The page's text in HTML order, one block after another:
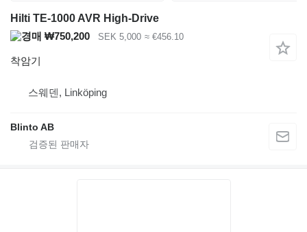
Hilti TE-1000 AVR High-Drive
₩750,200
SEK 5,000 ≈ €456.10
착암기
스웨덴, Linköping
Blinto AB